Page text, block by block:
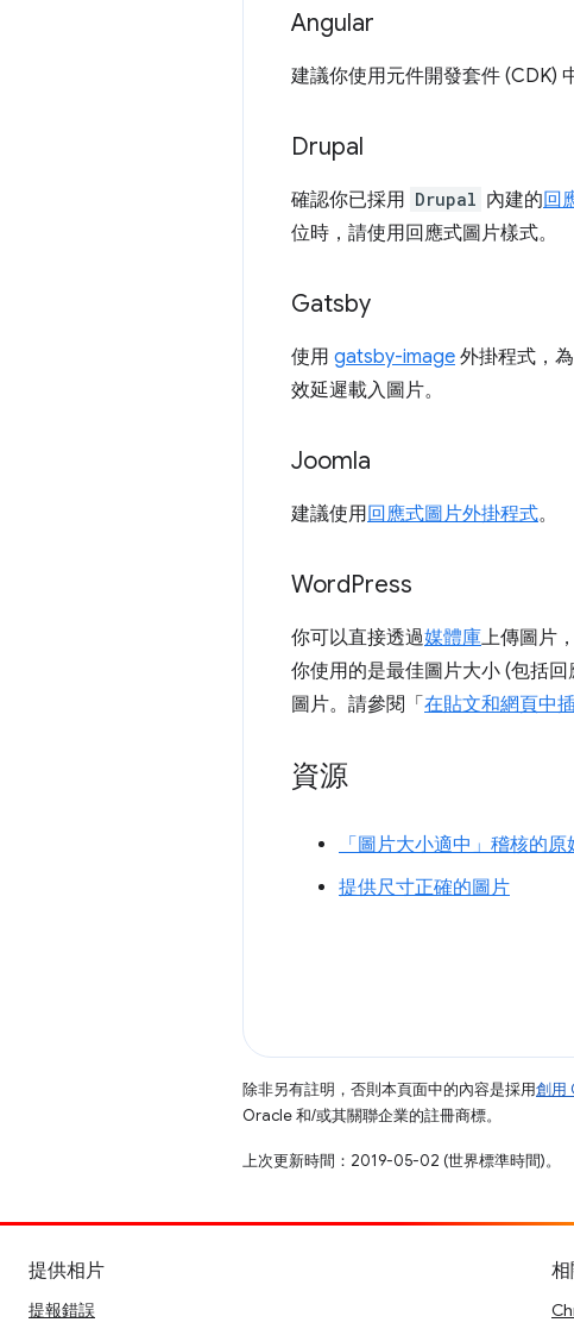
Angular
建議你使用元件開發套件 (CDK)
Drupal
確認你已採用 Drupal 內建的回
位時，請使用回應式圖片樣式。
Gatsby
使用 gatsby-image 外掛程式，
效延遲載入圖片。
Joomla
建議使用回應式圖片外掛程式。
WordPress
你可以直接透過媒體庫上傳圖片
你使用的是最佳圖片大小 (包括
圖片。請參閱「在貼文和網頁中
資源
「圖片大小適中」稽核的原
提供尺寸正確的圖片
除非另有註明，否則本頁面中的內容是採用創用
Oracle 和/或其關聯企業的註冊商標。
上次更新時間：2019-05-02 (世界標準時間)。
提供相片
提報錯誤